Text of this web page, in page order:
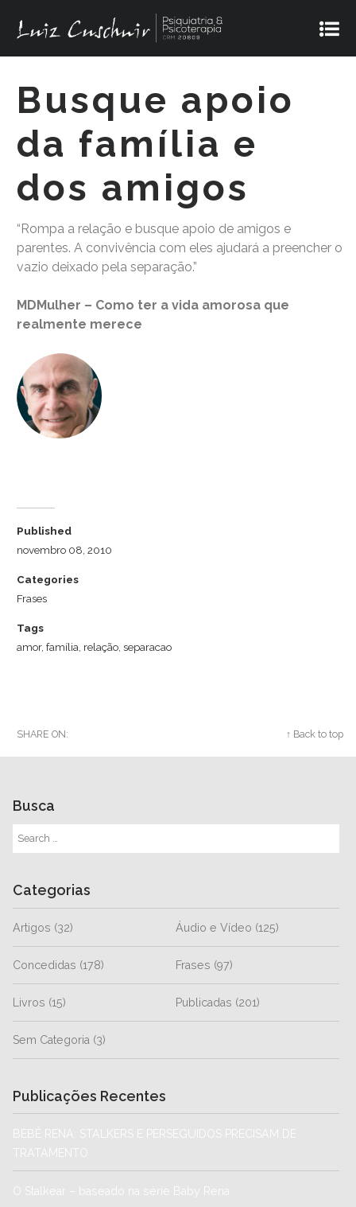
Busque apoio
da família e
dos amigos
“Rompa a relação e busque apoio de amigos e
parentes. A convivência com eles ajudará a preencher o
vazio deixado pela separação.”
MDMulher – Como ter a vida amorosa que
realmente merece
Published
novembro 08, 2010
Categories
Frases
Tags
amor,família, relação,separacao
SHARE ON: ↑ Back to top
Busca
Categorias
Artigos (32) Áudio e Vídeo (125)
Concedidas (178) Frases (97)
Livros (15) Publicadas (201)
Sem Categoria (3)
Publicações Recentes
BEBÊ RENA: STALKERS E PERSEGUIDOS PRECISAM DE
TRATAMENTO
O Stalkear – baseado na série Baby Rena